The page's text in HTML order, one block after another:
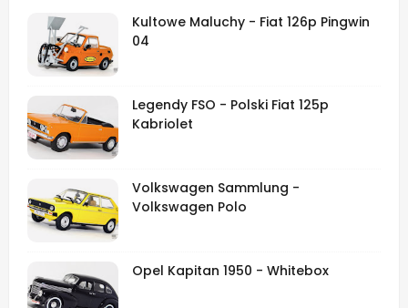
Kultowe Maluchy - Fiat 126p Pingwin
04
Legendy FSO - Polski Fiat 125p
Kabriolet
Volkswagen Sammlung -
Volkswagen Polo
Opel Kapitan 1950 - Whitebox